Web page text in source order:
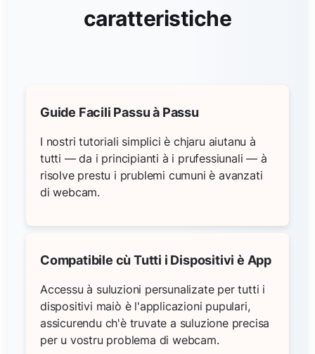
caratteristiche
Guide Facili Passu à Passu
I nostri tutoriali simplici è chjaru aiutanu à
tutti — da i principianti à i prufessiunali — à
risolve prestu i prublemi cumuni è avanzati
di webcam.
Compatibile cù Tutti i Dispositivi è App
Accessu à suluzioni persunalizate per tutti i
dispositivi maiò è l'applicazioni pupulari,
assicurendu ch'è truvate a suluzione precisa
per u vostru problema di webcam.